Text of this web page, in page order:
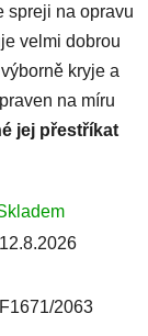
spreji na opravu
velmi dobrou
kryje a
na míru
jej přestříkat
12.8.2026
F1671/2063